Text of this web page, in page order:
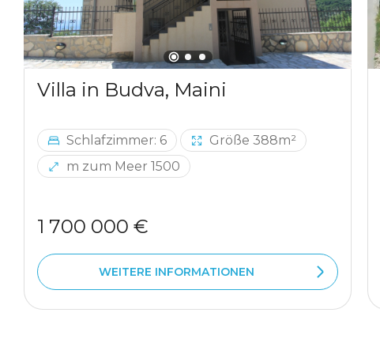
Villa in Budva, Maini
Schlafzimmer: 6
Größe 388m²
m zum Meer 1500
1 700 000 €
WEITERE INFORMATIONEN